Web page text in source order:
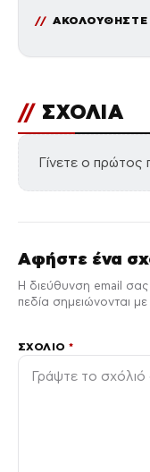
ΑΚΟΛΟΥΘΗΣΤΕ
// ΣΧΟΛΙΑ
Γίνετε ο πρώτος
Αφήστε ένα
Η διεύθυνση email
πεδία σημειώνονται με
ΣΧΌΛΙΟ*